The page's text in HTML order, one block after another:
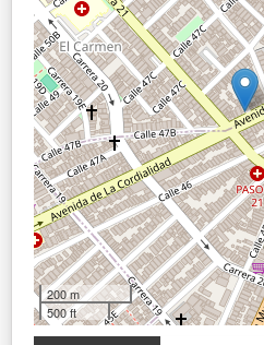
200 m
500 ft